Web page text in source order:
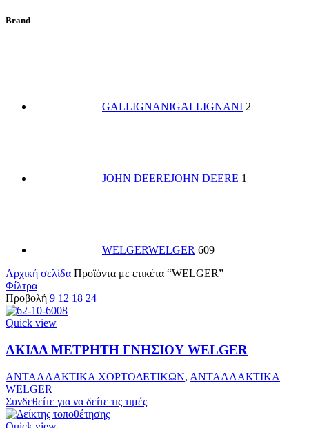
Brand
GALLIGNANIGALLIGNANI 2
JOHN DEEREJOHN DEERE 1
WELGERWELGER 609
Αρχική σελίδα Προϊόντα με ετικέτα “WELGER”
Φίλτρα
Προβολή 9 12 18 24
Quick view
ΑΚΙΔΑ ΜΕΤΡΗΤΗ ΓΝΗΣΙΟΥ WELGER
ΑΝΤΑΛΛΑΚΤΙΚΑ ΧΟΡΤΟΔΕΤΙΚΩΝ, ΑΝΤΑΛΛΑΚΤΙΚΑ
WELGER
Συνδεθείτε για να δείτε τις τιμές